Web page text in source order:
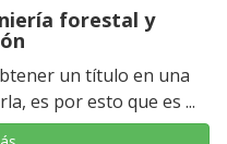
forestal y
un título en una
es por esto que es ...